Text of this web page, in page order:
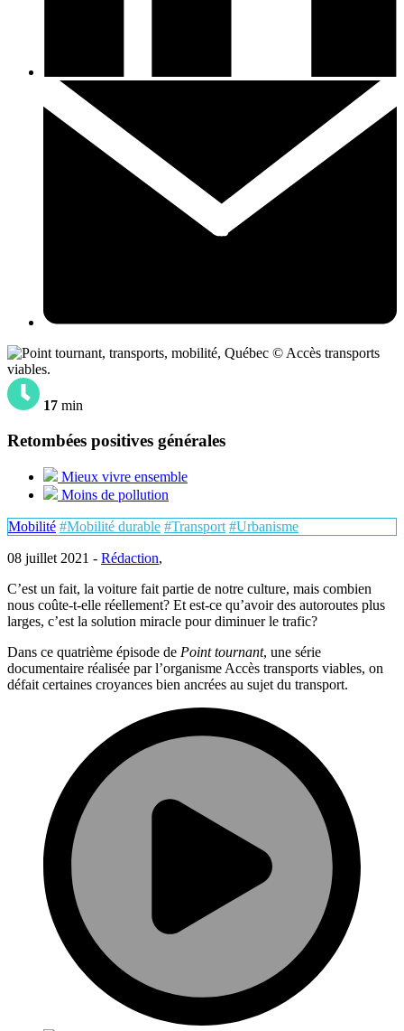
© Accès transports
viables.
17 min
Retombées positives générales
Mieux vivre ensemble
Moins de pollution
Mobilité #Mobilité durable #Transport #Urbanisme
08 juillet 2021 - Rédaction,
C’est un fait, la voiture fait partie de notre culture, mais combien
nous coûte-t-elle réellement? Et est-ce qu’avoir des autoroutes plus
larges, c’est la solution miracle pour diminuer le trafic?
Dans ce quatrième épisode de Point tournant, une série
documentaire réalisée par l’organisme Accès transports viables, on
défait certaines croyances bien ancrées au sujet du transport.